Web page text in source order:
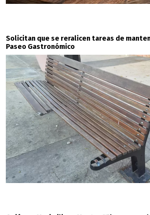
Solicitan que se reralicen tareas de
Paseo Gastronómico